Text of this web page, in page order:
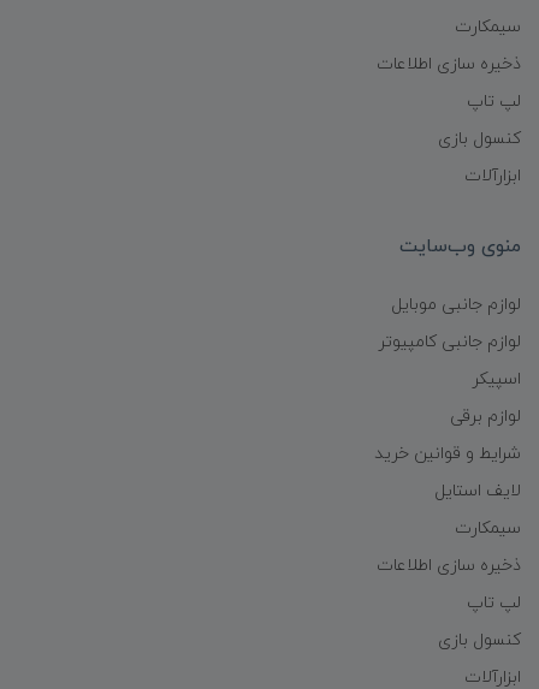
سیمکارت
ذخیره سازی اطلاعات
لپ تاپ
کنسول بازی
ابزارآلات
منوی وب‌سایت
لوازم جانبی موبایل
لوازم جانبی کامپیوتر
اسپیکر
لوازم برقی
شرایط و قوانین خرید
لایف استایل
سیمکارت
ذخیره سازی اطلاعات
لپ تاپ
کنسول بازی
ابزارآلات